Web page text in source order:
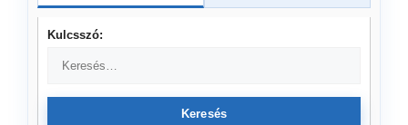
Kulcsszó:
Keresés